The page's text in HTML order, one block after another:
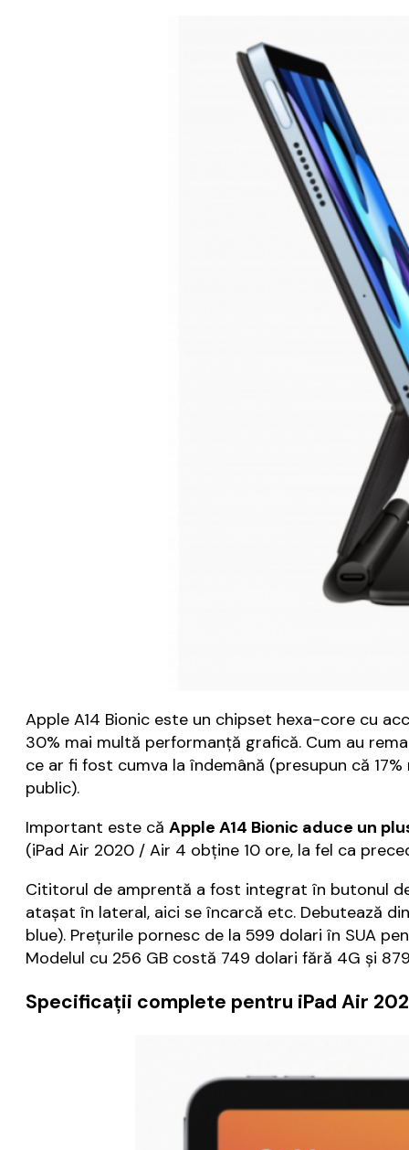
Apple A14 Bionic este un chipset hexa-core cu
30% mai multă performanță grafică. Cum au
ce ar fi fost cumva la îndemână (presupun că
public).
Important este că Apple A14 Bionic aduce un
(iPad Air 2020 / Air 4 obține 10 ore, la fel ca
Cititorul de amprentă a fost integrat în butonul
atașat în lateral, aici se încarcă etc. Debutează
blue). Prețurile pornesc de la 599 dolari în SUA
Modelul cu 256 GB costă 749 dolari fără 4G și
Specificații complete pentru iPad Air